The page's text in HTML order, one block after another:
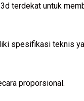
terdekat untuk
spesifikasi teknis
proporsional.